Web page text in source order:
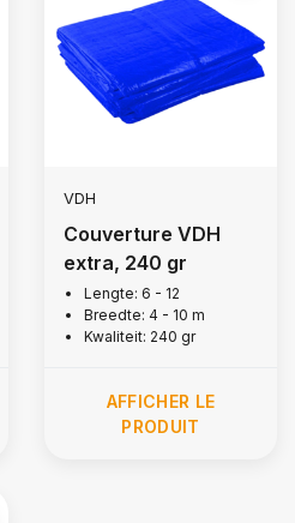
VDH
Couverture VDH
extra, 240 gr
Lengte: 6 - 12
Breedte: 4 - 10 m
Kwaliteit: 240 gr
AFFICHER LE
PRODUIT